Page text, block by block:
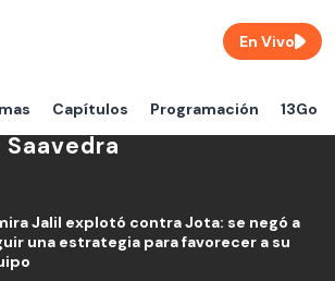
Capítulos Programación 13Go
En Vivo
Jalil explotó contra Jota: se negó a
una estrategia para favorecer a su